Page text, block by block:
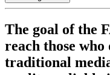
The goal of the
reach those who
traditional